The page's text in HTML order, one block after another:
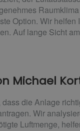
Option. Wir
Auf lange Sicht
Michael
die Anlage
Wir
Luftmenge,